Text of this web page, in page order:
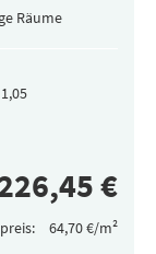
Räume